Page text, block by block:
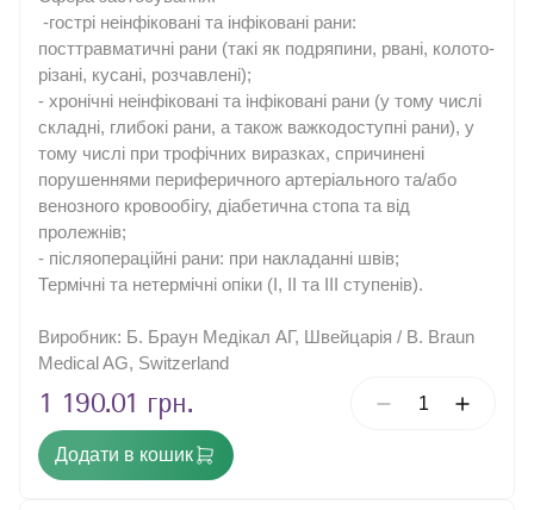
Лоток загального призначення, багаторазовий
Мастило для хірургічних інструментів
Ножиці хірургічні загального призначення, одноразового
використання
Перев'язувальні засоби / Ножицеподібні багаторазові
щипці
Руків’я скальпеля багаторазового використання
Хірургічні ножиці загального призначення, багаторазові
Хірургічні скальпелі
багаторазового застосування
Щипці хірургічні для м'яких тканин, у формі ножиць,
багаторазового використання
Щипці хірургічні для м'яких тканин, у формі ножиць,
одноразового використання
Щипці хірургічні для м'яких тканин, у формі пінцета,
багаторазового використання
Щипці хірургічні для м'яких тканин, у формі пінцета,
Шприци
Антисептичні засоби
Моторні системи
-гострі неінфіковані та інфіковані рани:
посттравматичні рани (такі як подряпини, рвані, колото-
різані, кусані, розчавлені);
- хронічні неінфіковані та інфіковані рани (у тому числі
складні, глибокі рани, а також важкодоступні рани), у
тому числі при трофічних виразках, спричинені
порушеннями периферичного артеріального та/або
венозного кровообігу, діабетична стопа та від
пролежнів;
- післяопераційні рани: при накладанні швів;
Термічні та нетермічні опіки (I, II та III ступенів).
Виробник: Б. Браун Медікал АГ, Швейцарія / B. Braun
Medical AG, Switzerland
1 190.01 грн.
Додати в кошик